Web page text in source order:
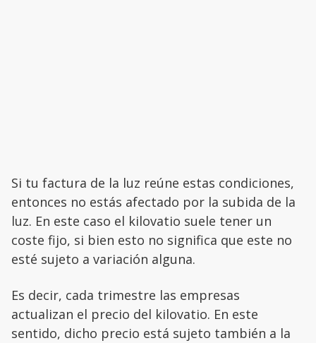
Si tu factura de la luz reúne estas condiciones,
entonces no estás afectado por la subida de la
luz. En este caso el kilovatio suele tener un
coste fijo, si bien esto no significa que este no
esté sujeto a variación alguna.
Es decir, cada trimestre las empresas
actualizan el precio del kilovatio. En este
sentido, dicho precio está sujeto también a la